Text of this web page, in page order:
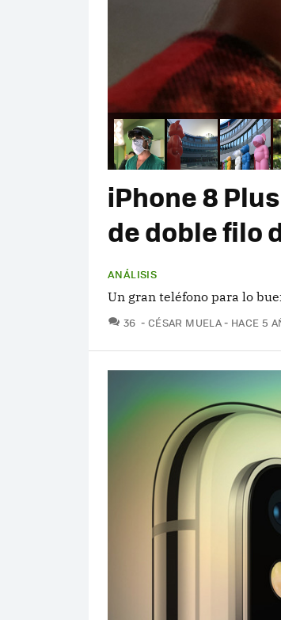
iPhone 8
de doble filo
ANÁLISIS
Un gran teléfono para lo
36 COMENTARIOS
CÉSAR MUELA HACE 5